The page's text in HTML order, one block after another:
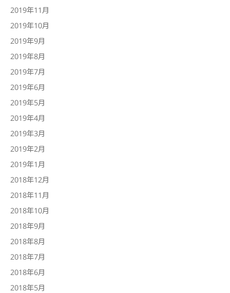
2019年11月
2019年10月
2019年9月
2019年8月
2019年7月
2019年6月
2019年5月
2019年4月
2019年3月
2019年2月
2019年1月
2018年12月
2018年11月
2018年10月
2018年9月
2018年8月
2018年7月
2018年6月
2018年5月